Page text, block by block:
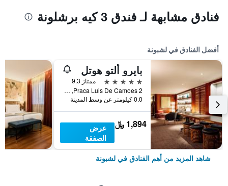
فنادق مشابهة لـ فندق 3 كيه برشلونة
أفضل الفنادق في لشبونة
بايرو ألتو هوتل
5 نجوم
ممتاز 9.3
Praca Luis De Camoes 2, لشبونة, محافظة لشبونة, البرتغال
0.0 كيلومتر عن وسط المدينة
1,894 ﷼
عرض
الصفقة
شاهد المزيد من أهم الفنادق في لشبونة